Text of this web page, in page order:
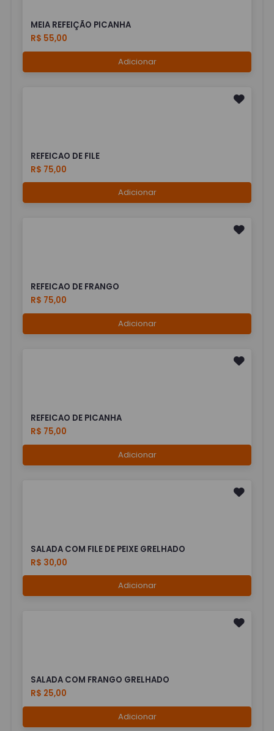
MEIA REFEIÇÃO PICANHA
R$ 55,00
Adicionar
REFEICAO DE FILE
R$ 75,00
Adicionar
REFEICAO DE FRANGO
R$ 75,00
Adicionar
REFEICAO DE PICANHA
R$ 75,00
Adicionar
SALADA COM FILE DE PEIXE GRELHADO
R$ 30,00
Adicionar
SALADA COM FRANGO GRELHADO
R$ 25,00
Adicionar